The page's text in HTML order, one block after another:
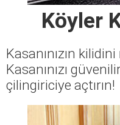
Köyler
Kasanınızın
Kasanınızı
çilingiriciye açtırın!